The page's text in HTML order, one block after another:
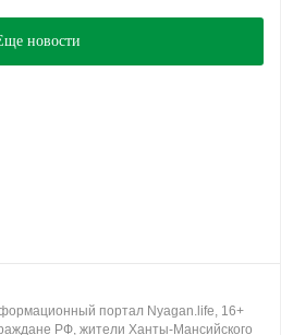
новости
портал Nyagan.life, 16+
РФ, жители Ханты-Мансийского